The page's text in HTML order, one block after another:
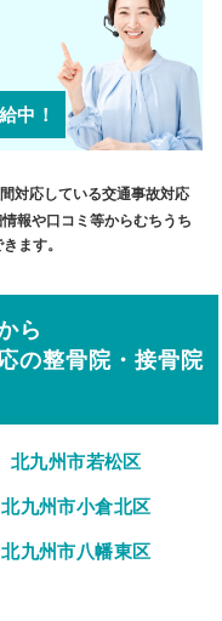
中！
対応している交通事故対応
報や口コミ等からむちうち
ます。
ら
の整骨院・接骨院
北九州市若松区
北九州市小倉北区
北九州市八幡東区